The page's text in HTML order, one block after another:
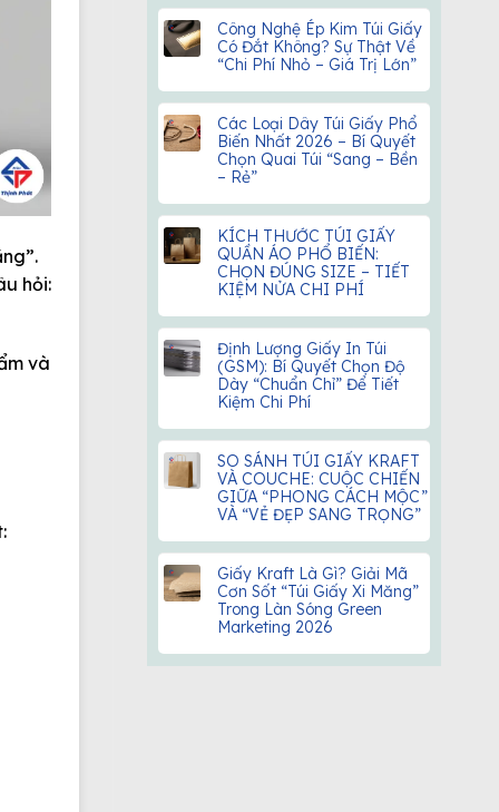
hỏi:
và
Công Nghệ Ép Kim Túi Giấy
Có Đắt Không? Sự Thật Về
“Chi Phí Nhỏ – Giá Trị Lớn”
Các Loại Dây Túi Giấy Phổ
Biến Nhất 2026 – Bí Quyết
Chọn Quai Túi “Sang – Bền
– Rẻ”
KÍCH THƯỚC TÚI GIẤY
QUẦN ÁO PHỔ BIẾN:
CHỌN ĐÚNG SIZE – TIẾT
KIỆM NỬA CHI PHÍ
Định Lượng Giấy In Túi
(GSM): Bí Quyết Chọn Độ
Dày “Chuẩn Chỉ” Để Tiết
Kiệm Chi Phí
SO SÁNH TÚI GIẤY KRAFT
VÀ COUCHE: CUỘC CHIẾN
GIỮA “PHONG CÁCH MỘC”
VÀ “VẺ ĐẸP SANG TRỌNG”
Giấy Kraft Là Gì? Giải Mã
Cơn Sốt “Túi Giấy Xi Măng”
Trong Làn Sóng Green
Marketing 2026